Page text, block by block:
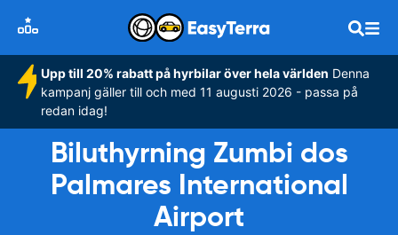
Upp till 20% rabatt på hyrbilar över hela världen Denna
kampanj gäller till och med 11 augusti 2026 - passa på
redan idag!
Biluthyrning Zumbi dos
Palmares International
Airport